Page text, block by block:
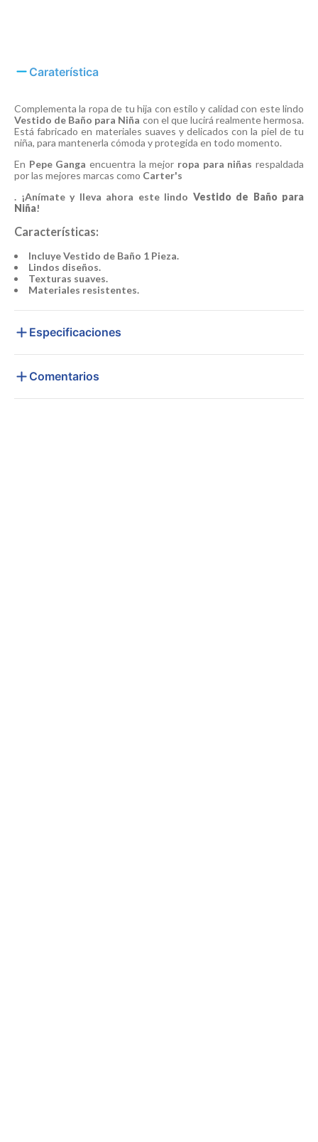
Caraterística
Complementa la ropa de tu hija con estilo y calidad con este lindo
Vestido de Baño para Niña con el que lucirá realmente hermosa.
Está fabricado en materiales suaves y delicados con la piel de tu
niña, para mantenerla cómoda y protegida en todo momento.
En Pepe Ganga encuentra la mejor ropa para niñas respaldada
por las mejores marcas como Carter's
. ¡Anímate y lleva ahora este lindo Vestido de Baño para
Niña!
Características:
Incluye Vestido de Baño 1 Pieza.
Lindos diseños.
Texturas suaves.
Materiales resistentes.
Especificaciones
Comentarios